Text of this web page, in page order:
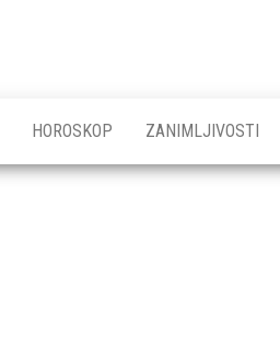
HOROSKOP ZANIMLJIVOSTI